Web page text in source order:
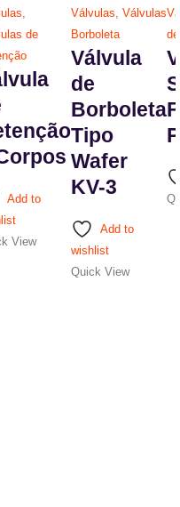
,
de
Add to
View
Válvulas, Válvulas
Borboleta
Válvula
de
Borboleta
Tipo
Wafer
KV-3
This
product
has
Add to
wishlist
Quick View